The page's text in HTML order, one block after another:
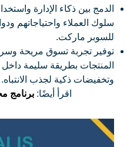
الدمج بين ذكاء الإدارة
سلوك العملاء واحتياجاتهم
للسوبر ماركت.
توفير تجربة تسوق مريحة
المنتجات بطريقة سليمة
وتخفيضات ذكية لجذب الانتباه.
اقرأ أيضًا:برنامج